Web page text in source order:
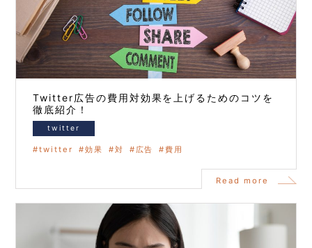
Twitter広告の費用対効果を上げるためのコツを
徹底紹介！
twitter
twitter 効果 対 広告 費用
Read more